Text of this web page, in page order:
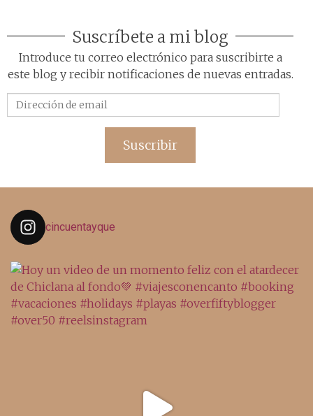
Suscríbete a mi blog
Introduce tu correo electrónico para suscribirte a
este blog y recibir notificaciones de nuevas entradas.
de
Suscribir
cincuentayque